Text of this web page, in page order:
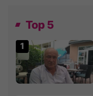
Top 5